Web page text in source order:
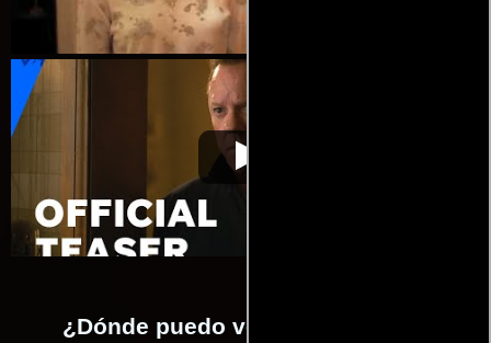
Video de la película El laberinto
¿Dónde puedo ver la películas El